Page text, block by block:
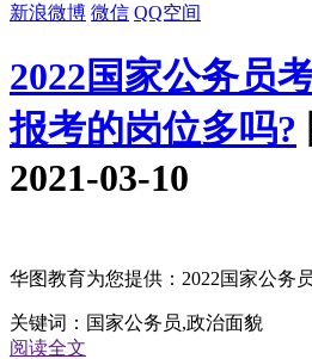
新浪微博 微信 QQ空间
2022国家公务员
报考的岗位多吗?
2021-03-10
华图教育为您提供：2022国家公务
关键词： 国家公务员,政治面貌
阅读全文